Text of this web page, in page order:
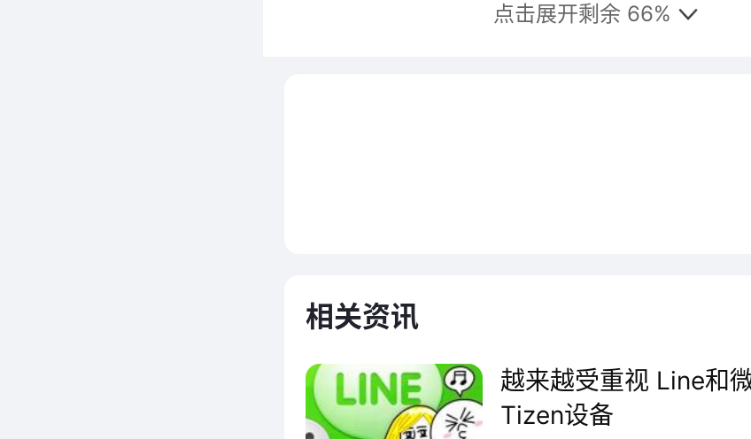
360)。
该设备采用了24台相机阵列，
点击展开剩余 66%
相关资讯
越来越受重视 Line和
Tizen设备